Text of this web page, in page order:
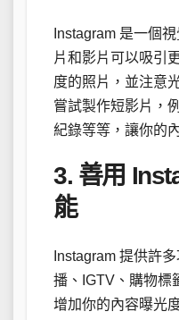
Instagram 是一個
片和影片可以吸引
度的照片，並注意
嘗試製作短影片，
紀錄等等，讓你的
3. 善用
能
Instagram 提供許
播、IGTV、購物標
增加你的內容曝光